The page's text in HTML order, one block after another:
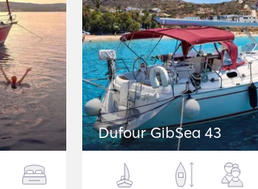
Dufour GibSea 43